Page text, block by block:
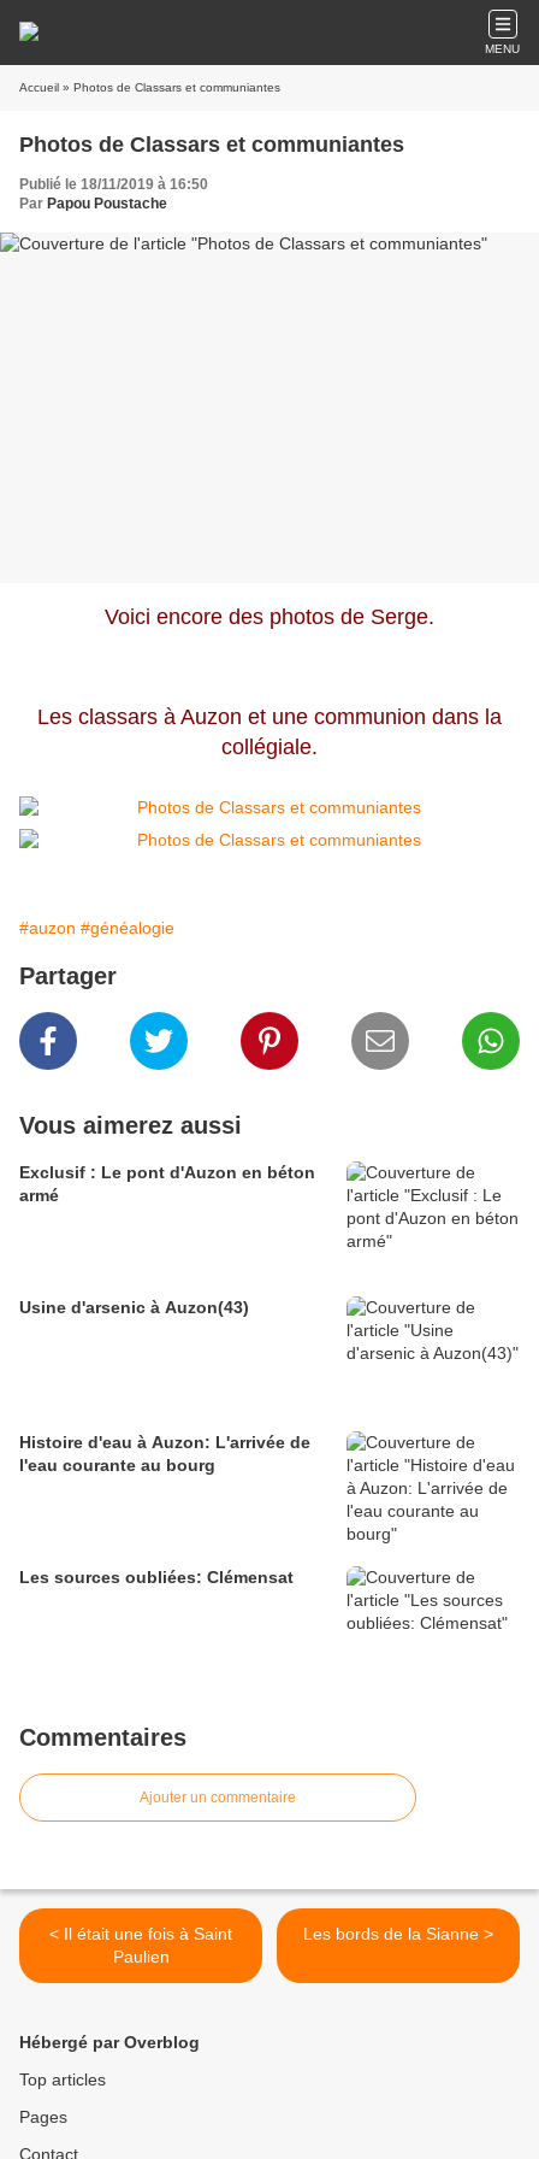
MENU
Accueil » Photos de Classars et communiantes
Photos de Classars et communiantes
Publié le 18/11/2019 à 16:50
Par Papou Poustache
Voici encore des photos de Serge.
Les classars à Auzon et une communion dans la
collégiale.
#auzon #généalogie
Partager
Vous aimerez aussi
Exclusif : Le pont d'Auzon en béton
armé
Usine d'arsenic à Auzon(43)
Histoire d'eau à Auzon: L'arrivée de
l'eau courante au bourg
Les sources oubliées: Clémensat
Commentaires
Ajouter un commentaire
< Il était une fois à Saint
Paulien
Les bords de la Sianne >
Hébergé par Overblog
Top articles
Pages
Contact